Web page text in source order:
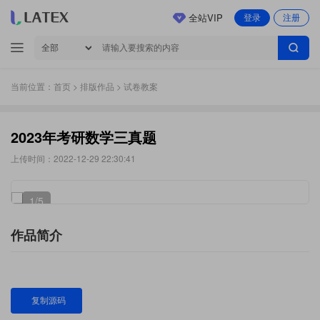
登录 注册
全站VIP
当前位置： 首页 > 排版作品 > 试卷教案
2023年考研数学三真题
上传时间：2022-12-29 22:30:41
1/5
作品简介
复制源码